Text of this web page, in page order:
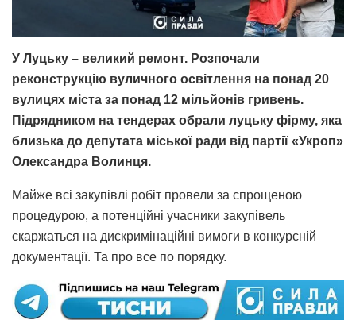
У Луцьку – великий ремонт. Розпочали
реконструкцію вуличного освітлення на понад 20
вулицях міста за понад 12 мільйонів гривень.
Підрядником на тендерах обрали луцьку фірму, яка
близька до депутата міської ради від партії «Укроп»
Олександра Волинця.
Майже всі закупівлі робіт провели за спрощеною
процедурою, а потенційні учасники закупівель
скаржаться на дискримінаційні вимоги в конкурсній
документації. Та про все по порядку.